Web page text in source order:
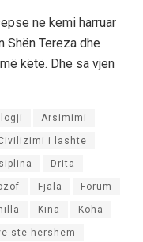
ne kemi harruar
Shën Tereza dhe
këtë. Dhe sa vjen
Arsimimi
i lashte
Drita
Fjala Forum
Kina Koha
ste hershem